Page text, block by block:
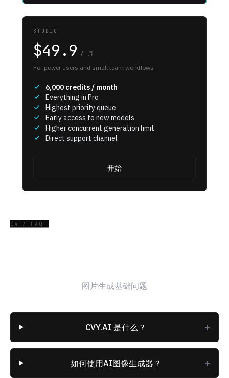
STUDIO
$49.9 / 月
For power users and small team workflows
6,000 credits / month
Everything in Pro
Highest priority queue
Early access to new models
Higher concurrent generation limit
Direct support channel
开始
04 / FAQ
图片生成基础问题
CVY.AI 是什么？ +
如何使用AI图像生成器？ +